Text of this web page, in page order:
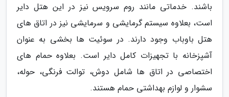
باشند. خدماتی مانند روم سرویس نیز در این هتل دایر
است، بعلاوه سیستم گرمایشی و سرمایشی نیز در اتاق های
هتل باوباب وجود دارند. در سوئیت ها بخشی به عنوان
آشپزخانه با تجهیزات کامل دایر است. بعلاوه حمام های
اختصاصی در اتاق ها شامل دوش، توالت فرنگی، حوله،
سشوار و لوازم بهداشتی حمام هستند.